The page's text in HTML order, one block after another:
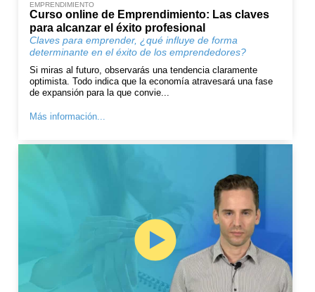
EMPRENDIMIENTO
Curso online de Emprendimiento: Las claves
para alcanzar el éxito profesional
Claves para emprender, ¿qué influye de forma
determinante en el éxito de los emprendedores?
Si miras al futuro, observarás una tendencia claramente
optimista. Todo indica que la economía atravesará una fase
de expansión para la que convie...
Más información...